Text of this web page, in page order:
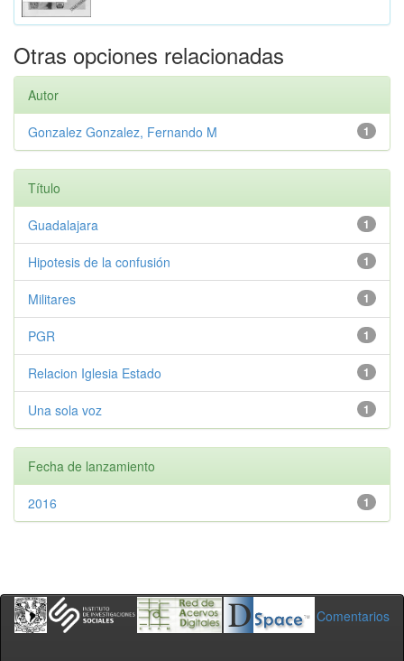
Otras opciones relacionadas
Autor
1
Gonzalez Gonzalez, Fernando M
Título
1
Guadalajara
1
Hipotesis de la confusión
1
Militares
1
PGR
1
Relacion Iglesia Estado
1
Una sola voz
Fecha de lanzamiento
1
2016
Comentarios